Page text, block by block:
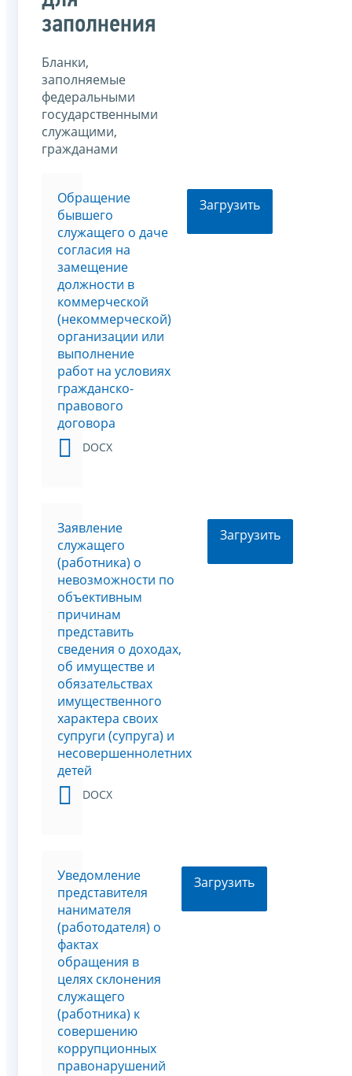
заполнения
Бланки,
заполняемые
федеральными
государственными
служащими,
гражданами
Обращение
бывшего
служащего о даче
согласия на
замещение
должности в
коммерческой
(некоммерческой)
организации или
выполнение
работ на условиях
гражданско-
правового
договора
DOCX
Загрузить
Заявление
служащего
(работника) о
невозможности по
объективным
причинам
представить
сведения о доходах,
об имуществе и
обязательствах
имущественного
характера своих
супруги (супруга) и
несовершеннолетних
детей
DOCX
Загрузить
Уведомление
представителя
нанимателя
(работодателя) о
фактах
обращения в
целях склонения
служащего
(работника) к
совершению
коррупционных
правонарушений
Загрузить